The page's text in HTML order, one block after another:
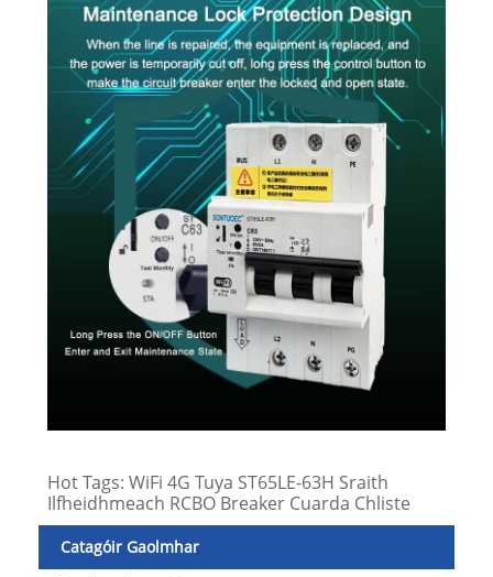
Hot Tags: WiFi 4G Tuya ST65LE-63H Sraith
Ilfheidhmeach RCBO Breaker Cuarda Chliste
Catagóir Gaolmhar